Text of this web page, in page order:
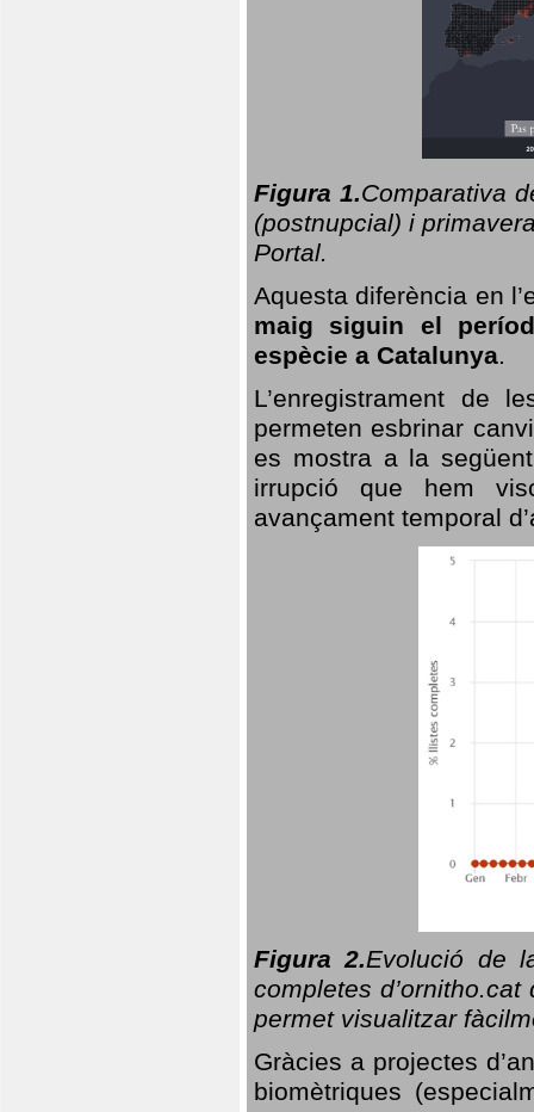
Figura 1.Comparativa
(postnupcial) i
Portal.
Aquesta diferència en
maig siguin el
espècie a Catalunya.
L’enregistrament de
permeten esbrinar
es mostra a la
irrupció que hem
avançament temporal
Figura 2.Evolució de
completes
permet visualitzar
Gràcies a projectes
biomètriques